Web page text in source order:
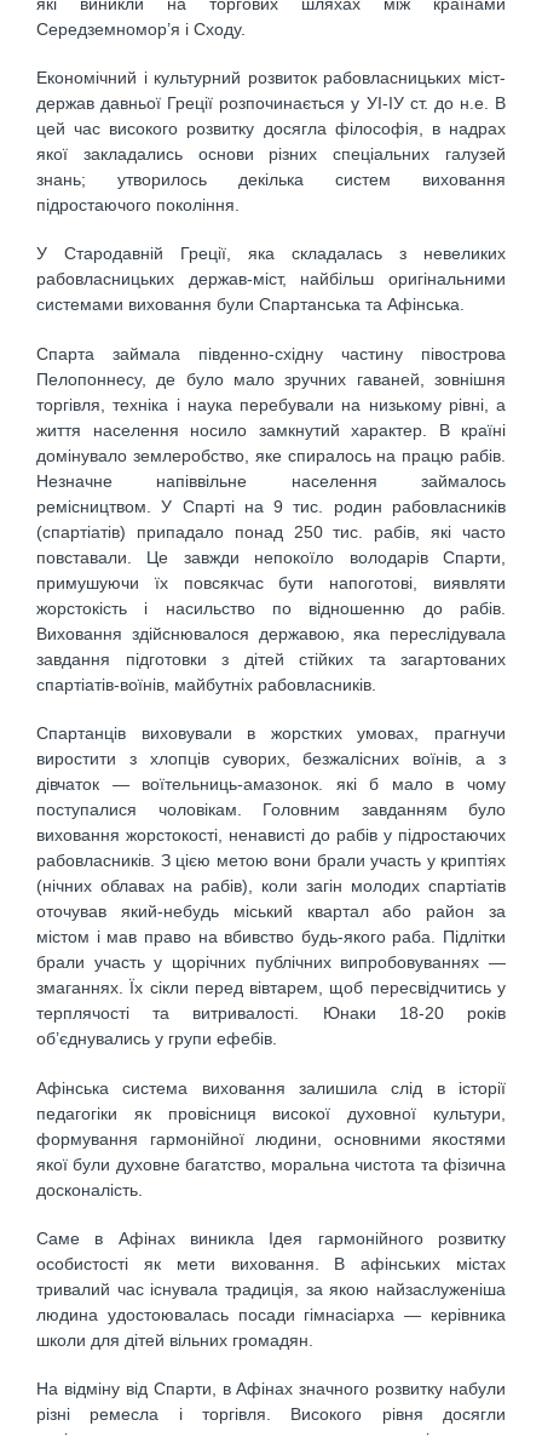
Середземномор’я і Сходу.
Економічний і культурний розвиток рабовласницьких міст-
держав давньої Греції розпочинається у УІ-ІУ ст. до н.е. В
цей час високого розвитку досягла філософія, в надрах
якої закладались основи різних спеціальних галузей
знань; утворилось декілька систем виховання
підростаючого покоління.
У Стародавній Греції, яка складалась з невеликих
рабовласницьких держав-міст, найбільш оригінальними
системами виховання були Спартанська та Афінська.
Спарта займала південно-східну частину півострова
Пелопоннесу, де було мало зручних гаваней, зовнішня
торгівля, техніка і наука перебували на низькому рівні, а
життя населення носило замкнутий характер. В країні
домінувало землеробство, яке спиралось на працю рабів.
Незначне напіввільне населення займалось
ремісництвом. У Спарті на 9 тис. родин рабовласників
(спартіатів) припадало понад 250 тис. рабів, які часто
повставали. Це завжди непокоїло володарів Спарти,
примушуючи їх повсякчас бути напоготові, виявляти
жорстокість і насильство по відношенню до рабів.
Виховання здійснювалося державою, яка переслідувала
завдання підготовки з дітей стійких та загартованих
спартіатів-воїнів, майбутніх рабовласників.
Спартанців виховували в жорстких умовах, прагнучи
виростити з хлопців суворих, безжалісних воїнів, а з
дівчаток — воїтельниць-амазонок. які б мало в чому
поступалися чоловікам. Головним завданням було
виховання жорстокості, ненависті до рабів у підростаючих
рабовласників. З цією метою вони брали участь у криптіях
(нічних облавах на рабів), коли загін молодих спартіатів
оточував який-небудь міський квартал або район за
містом і мав право на вбивство будь-якого раба. Підлітки
брали участь у щорічних публічних випробовуваннях —
змаганнях. Їх сікли перед вівтарем, щоб пересвідчитись у
терплячості та витривалості. Юнаки 18-20 років
об’єднувались у групи ефебів.
Афінська система виховання залишила слід в історії
педагогіки як провісниця високої духовної культури,
формування гармонійної людини, основними якостями
якої були духовне багатство, моральна чистота та фізична
досконалість.
Саме в Афінах виникла Ідея гармонійного розвитку
особистості як мети виховання. В афінських містах
тривалий час існувала традиція, за якою найзаслуженіша
людина удостоювалась посади гімнасіарха — керівника
школи для дітей вільних громадян.
На відміну від Спарти, в Афінах значного розвитку набули
різні ремесла і торгівля. Високого рівня досягли